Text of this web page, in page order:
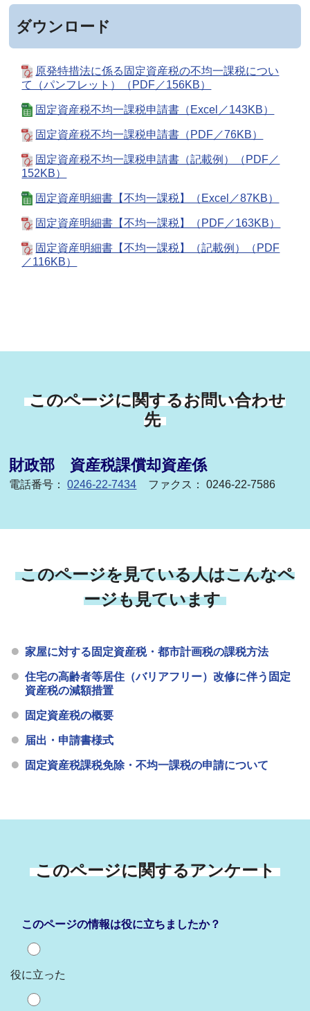
ダウンロード
原発特措法に係る固定資産税の不均一課税につい
て（パンフレット）（PDF／156KB）
固定資産税不均一課税申請書（Excel／143KB）
固定資産税不均一課税申請書（PDF／76KB）
固定資産税不均一課税申請書（記載例）（PDF／
152KB）
固定資産明細書【不均一課税】（Excel／87KB）
固定資産明細書【不均一課税】（PDF／163KB）
固定資産明細書【不均一課税】（記載例）（PDF
／116KB）
このページに関するお問い合わせ
先
財政部 資産税課償却資産係
電話番号：0246-22-7434 ファクス： 0246-22-7586
このページを見ている人はこんなペ
ージも見ています
家屋に対する固定資産税・都市計画税の課税方法
住宅の高齢者等居住（バリアフリー）改修に伴う固定
資産税の減額措置
固定資産税の概要
届出・申請書様式
固定資産税課税免除・不均一課税の申請について
このページに関するアンケート
このページの情報は役に立ちましたか？
役に立った